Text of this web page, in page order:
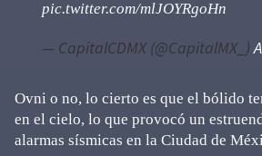
pic.twitter.com/mlJOYRgoHn
— CapitalCDMX (@CapitalMX_)
Ovni o no, lo cierto es que el bólido
en el cielo, lo que provocó un
alarmas sísmicas en la Ciudad de